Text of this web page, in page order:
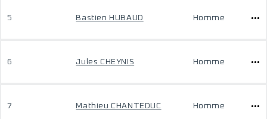
5 Bastien HUBAUD Homme
6 Jules CHEYNIS Homme
7 Mathieu CHANTEDUC Homme